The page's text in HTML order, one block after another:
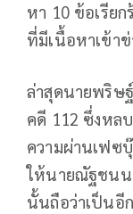
หา 10 ข้อเรีย
ที่มีเนื้อหาเข้า
ล่าสุดนายพริษ
คดี 112 ซึ่งหล
ความผ่านเฟซ
ให้นายณัฐชนน
นั้นถือว่าเป็นอี